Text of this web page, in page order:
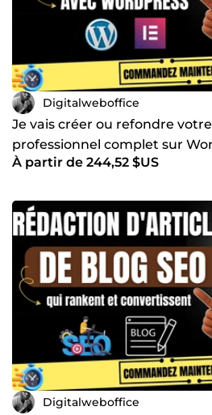
Digitalweboffice
Je vais créer ou refondre
professionnel complet sur
À partir de 244,52 $US
Digitalweboffice